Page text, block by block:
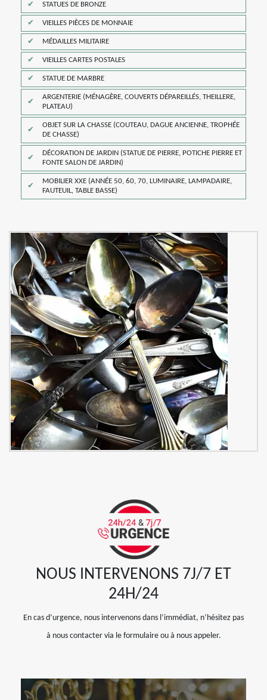
STATUES DE BRONZE
VIEILLES PIÈCES DE MONNAIE
MÉDAILLES MILITAIRE
VIEILLES CARTES POSTALES
STATUE DE MARBRE
ARGENTERIE (MÉNAGÈRE, COUVERTS DÉPAREILLÉS, THEILLERE,
PLATEAU)
OBJET SUR LA CHASSE (COUTEAU, DAGUE ANCIENNE, TROPHÉE
DE CHASSE)
DÉCORATION DE JARDIN (STATUE DE PIERRE, POTICHE PIERRE ET
FONTE SALON DE JARDIN)
MOBILIER XXE (ANNÉE 50, 60, 70, LUMINAIRE, LAMPADAIRE,
FAUTEUIL, TABLE BASSE)
NOUS INTERVENONS 7J/7 ET
24H/24
En cas d’urgence, nous intervenons dans l’immédiat, n’hésitez pas
à nous contacter via le formulaire ou à nous appeler.